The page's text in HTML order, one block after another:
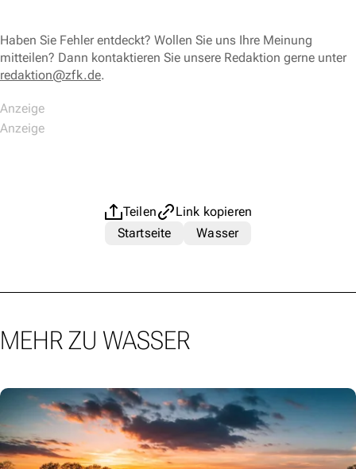
Haben Sie Fehler entdeckt? Wollen Sie uns Ihre Meinung
mitteilen? Dann kontaktieren Sie unsere Redaktion gerne unter
redaktion@zfk.de.
Teilen
Link kopieren
Startseite
Wasser
MEHR ZU WASSER